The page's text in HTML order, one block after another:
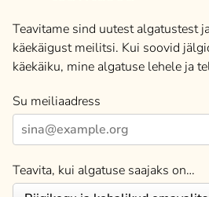
Teavitame sind uutest algatustest
käekäigust meilitsi. Kui soovid
käekäiku, mine algatuse lehele ja
Su meiliaadress
Teavita, kui algatuse saajaks on…